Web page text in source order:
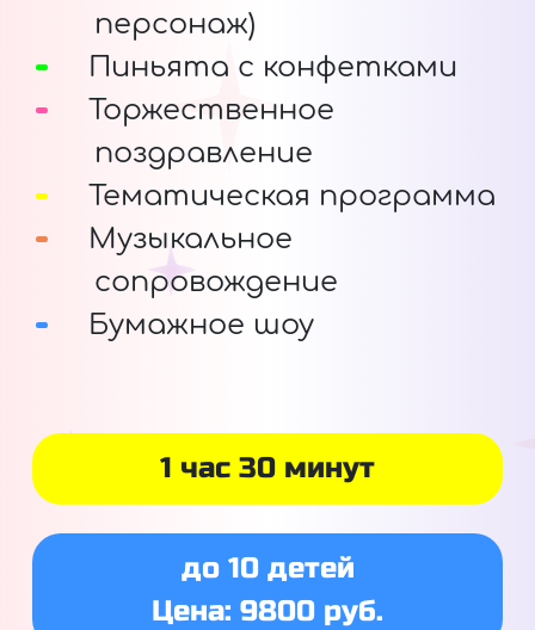
персонаж)
Пиньята с конфетками
Торжественное
поздравление
Тематическая программа
Музыкальное
сопровождение
Бумажное шоу
1 час 30 минут
до 10 детей
Цена: 9800 руб.